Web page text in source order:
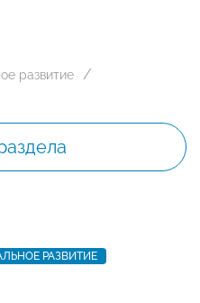
развитие
РАЗВИТИЕ